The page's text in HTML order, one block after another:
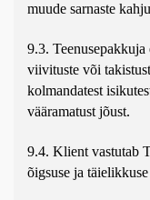
muude sarnaste
9.3. Teenusepakkuja
viivituste või
kolmandatest
vääramatust jõust.
9.4. Klient vastutab
õigsuse ja täielikkuse